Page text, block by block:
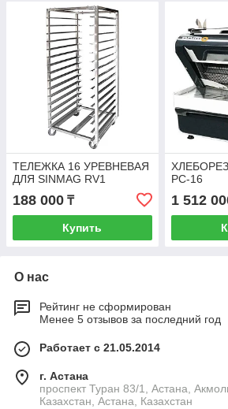
ТЕЛЕЖКА 16 УРЕВНЕВАЯ
ДЛЯ SINMAG RV1
188 000 ₸
Купить
PC-16
1 512
О нас
Рейтинг не сформирован
Менее 5 отзывов за последний год
Работает с 21.05.2014
г. Астана
проспект Туран 83/1, Астана,
Казахстан, Астана, Казахстан